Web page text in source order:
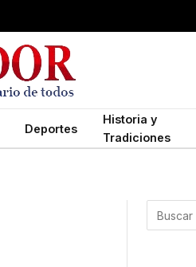
Deportes
Historia y
Tradiciones